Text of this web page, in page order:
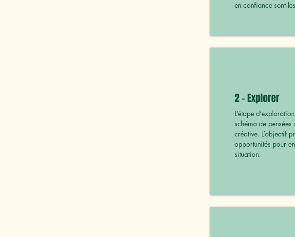
en confiance sont
2 - Explorer
L’étape
schéma de pensées
créative. L’objectif
opportunités pour
situation.